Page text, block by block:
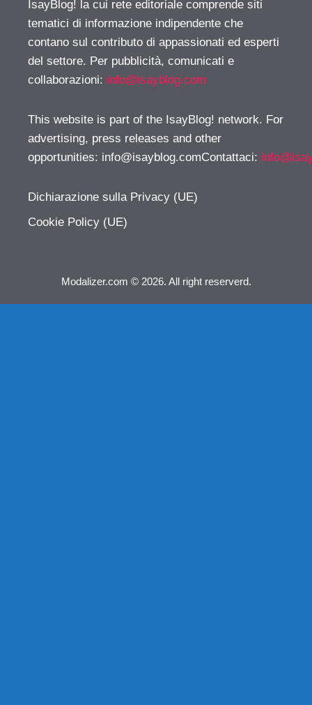
IsayBlog! la cui rete editoriale comprende siti
tematici di informazione indipendente che
contano sul contributo di appassionati ed esperti
del settore. Per pubblicità, comunicati e
collaborazioni: info@isayblog.com
This website is part of the IsayBlog! network. For
advertising, press releases and other
opportunities: info@isayblog.comContattaci:
Dichiarazione sulla Privacy (UE)
Cookie Policy (UE)
Modalizer.com © 2026. All right reserverd.